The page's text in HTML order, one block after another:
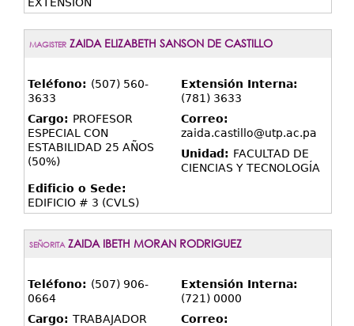
MAGISTER ZAIDA ELIZABETH SANSON DE CASTILLO
Teléfono: (507) 560-
3633
Extensión Interna:
(781) 3633
Cargo: PROFESOR
ESPECIAL CON
ESTABILIDAD 25 AÑOS
(50%)
Correo:
zaida.castillo@utp.ac.pa
Unidad: FACULTAD DE
CIENCIAS Y TECNOLOGÍA
Edificio o Sede:
EDIFICIO # 3 (CVLS)
SEÑORITA ZAIDA IBETH MORAN RODRIGUEZ
Teléfono: (507) 906-
0664
Extensión Interna:
(721) 0000
Cargo: TRABAJADOR
Correo: